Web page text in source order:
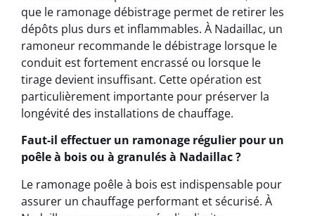
que le ramonage débistrage permet de retirer les
dépôts plus durs et inflammables. À Nadaillac, un
ramoneur recommande le débistrage lorsque le
conduit est fortement encrassé ou lorsque le
tirage devient insuffisant. Cette opération est
particulièrement importante pour préserver la
longévité des installations de chauffage.
Faut-il effectuer un ramonage régulier pour un
poêle à bois ou à granulés à Nadaillac ?
Le ramonage poêle à bois est indispensable pour
assurer un chauffage performant et sécurisé. À